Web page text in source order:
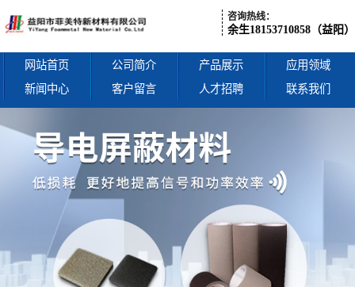
咨询热线：
余生18153710858（益阳）
网站首页 公司简介 产品展示
应用领域
新闻中心
客户留言 人才招聘 联系我们